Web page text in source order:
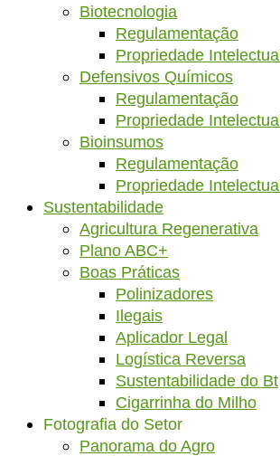
Biotecnologia
Regulamentação
Propriedade Intelectual
Defensivos Químicos
Regulamentação
Propriedade Intelectual
Bioinsumos
Regulamentação
Propriedade Intelectual
Sustentabilidade
Agricultura Regenerativa
Plano ABC+
Boas Práticas
Polinizadores
Ilegais
Aplicador Legal
Logística Reversa
Sustentabilidade do Bt
Cigarrinha do Milho
Fotografia do Setor
Panorama do Agro